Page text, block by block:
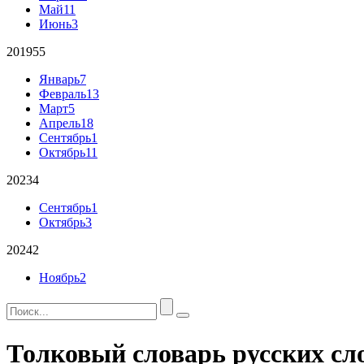
Май11
Июнь3
201955
Январь7
Февраль13
Март5
Апрель18
Сентябрь1
Октябрь11
20234
Сентябрь1
Октябрь3
20242
Ноябрь2
Толковый словарь русских